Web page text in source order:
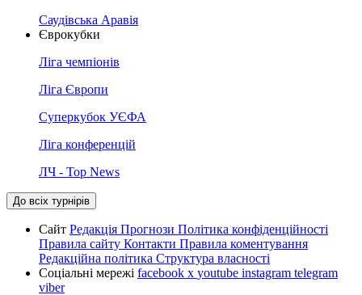
Саудівська Аравія
Єврокубки
Ліга чемпіонів
Ліга Європи
Суперкубок УЄФА
Ліга конференцій
ЛЧ - Top News
До всіх турнірів
Сайт Редакція Прогнози Політика конфіденційності
Правила сайту Контакти Правила коментування
Редакційна політика Структура власності
Соціальні мережі facebook x youtube instagram telegram
viber